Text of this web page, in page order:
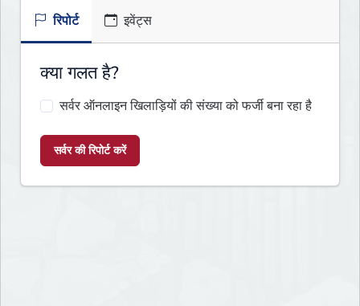
रिपोर्ट इवेंट्स
क्या गलत है?
सर्वर ऑनलाइन खिलाड़ियों की संख्या को फर्जी बना रहा है
सर्वर की रिपोर्ट करें